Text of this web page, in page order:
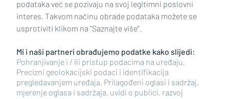
RUBRIKE
BRODSKO-POSAVSKA ŽUPANIJA
POŽEŠKO-SLAVONSKA ŽUPANIJA
podataka već se pozivaju na svoj legitimni poslovni
interes. Takvom načinu obrade podataka možete se
usprotiviti klikom na "Saznajte više".
Mi i naši partneri obrađujemo podatke kako slijedi:
Pohranjivanje i / ili pristup podacima na uređaju,
Precizni geolokacijski podaci i identifikacija
pregledavanjem uređaja, Prilagođeni oglasi i sadržaj,
mjerenje oglasa i sadržaja, uvidi o publici, razvoj